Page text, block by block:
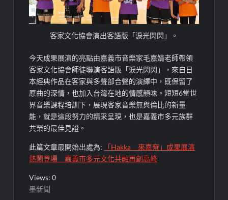
客家文化協會演出客語版「淚光閃閃」。
今天成果展演的亮點由嘉義市音樂家毛嘉婧老師帶領
客家文化協會師徒聯演客語版「淚光閃閃」，來自日
本經典作品在客家與多聲部合聲的演繹中，既保留了
原曲的深情，也加入台灣在地的情感韻味。短短6堂世
界音樂課程培訓下，展現客家音樂無與倫比的新量
能，就是這段努力的精采呈現，也是嘉義市多元族群
共榮的最佳見證。
此篇文章最開始出處為:
「Hakka 來嘉尞」成果展演
熱鬧登場 嘉義市多元文化共融再創高峰
Views: 0
墨新聞